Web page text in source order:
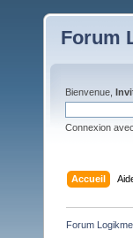
Forum
Bienvenue,
Connexion
Accueil
Forum